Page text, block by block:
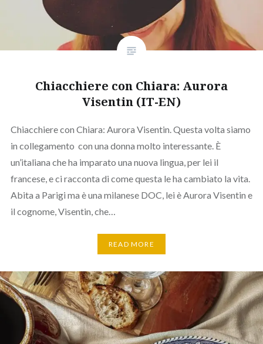
Chiacchiere con Chiara: Aurora
Visentin (IT-EN)
Chiacchiere con Chiara: Aurora Visentin. Questa volta siamo
in collegamento con una donna molto interessante. È
un’italiana che ha imparato una nuova lingua, per lei il
francese, e ci racconta di come questa le ha cambiato la vita.
Abita a Parigi ma è una milanese DOC, lei è Aurora Visentin e
il cognome, Visentin, che…
READ MORE